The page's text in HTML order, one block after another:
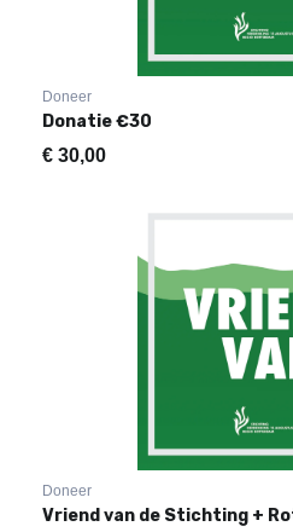
Doneer
Donatie €30
€ 30,00
Doneer
Vriend van de Stichting +